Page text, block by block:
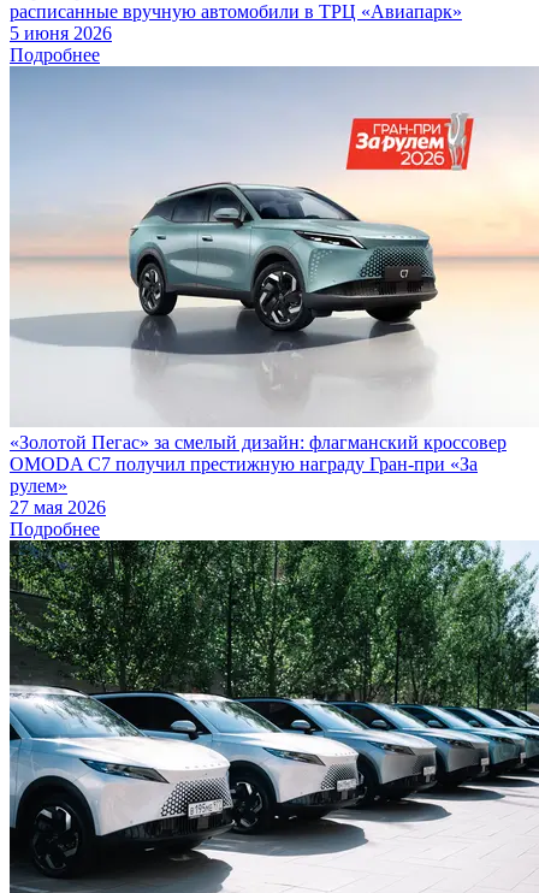
расписанные вручную автомобили в ТРЦ «Авиапарк»
5 июня 2026
Подробнее
«Золотой Пегас» за смелый дизайн: флагманский кроссовер
OMODA C7 получил престижную награду Гран-при «За
рулем»
27 мая 2026
Подробнее